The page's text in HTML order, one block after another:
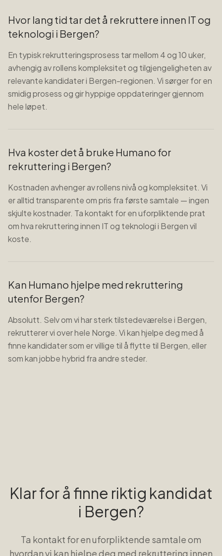
Hvor lang tid tar det å rekruttere innen IT og
teknologi i Bergen?
En typisk rekrutteringsprosess tar mellom 4 og 10 uker,
avhengig av rollens kompleksitet og tilgjengeligheten av
relevante kandidater i Bergen-regionen. Vi sørger for en
smidig prosess og gir hyppige oppdateringer gjennom
hele løpet.
Hva koster det å bruke Humano for
rekruttering i Bergen?
Kostnaden avhenger av rollens nivå og kompleksitet. Vi
er alltid transparente om pris fra første samtale — ingen
skjulte kostnader. Ta kontakt for en uforpliktende prat
om hva rekruttering innen IT og teknologi i Bergen vil
koste.
Kan Humano hjelpe med rekruttering
utenfor Bergen?
Absolutt. Selv om vi har sterk tilstedeværelse i Bergen,
rekrutterer vi over hele Norge. Vi kan hjelpe deg med å
finne kandidater som er villige til å flytte til Bergen, eller
som kan jobbe hybrid fra andre steder.
Klar for å finne riktig kandidat
i Bergen?
Ta kontakt for en uforpliktende samtale om
hvordan vi kan hjelpe deg med rekruttering innen